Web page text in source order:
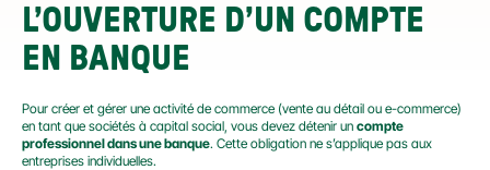
L’OUVERTURE D’UN COMPTE
EN BANQUE
Pour créer et gérer une activité de commerce (vente au détail ou e-commerce)
en tant que sociétés à capital social, vous devez détenir un compte
professionnel dans une banque. Cette obligation ne s’applique pas aux
entreprises individuelles.